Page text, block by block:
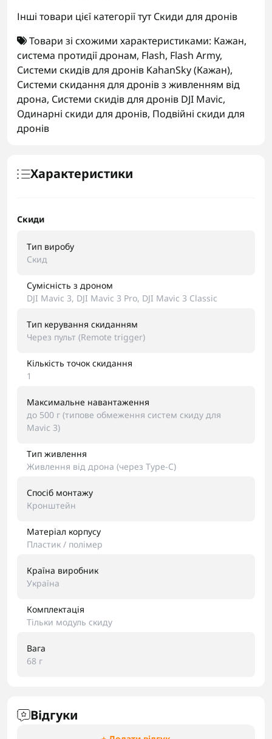
Інші товари цієї категорії тутСкиди для дронів
Товари зі схожими характеристиками: Кажан,
система протидії дронам, Flash, Flash Army,
Системи скидів для дронів KahanSky (Кажан),
Системи скидання для дронів з живленням від
дрона, Системи скидів для дронів DJI Mavic,
Одинарні скиди для дронів, Подвійні скиди для
дронів
Характеристики
Скиди
Тип виробу
Скид
Сумісність з дроном
DJI Mavic 3, DJI Mavic 3 Pro, DJI Mavic 3 Classic
Тип керування скиданням
Через пульт (Remote trigger)
Кількість точок скидання
1
Максимальне навантаження
до 500 г (типове обмеження систем скиду для
Mavic 3)
Тип живлення
Живлення від дрона (через Type-C)
Спосіб монтажу
Кронштейн
Матеріал корпусу
Пластик / полімер
Країна виробник
Україна
Комплектація
Тільки модуль скиду
Вага
68 г
Відгуки